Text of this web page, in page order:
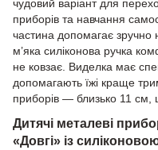
чудовий варіант для
приборів та навчання
частина допомагає зручно
м’яка силіконова ручка
не ковзає. Виделка має
допомагають їжі краще
приборів — близько 11 см,
Дитячі металеві
«Довгі» із